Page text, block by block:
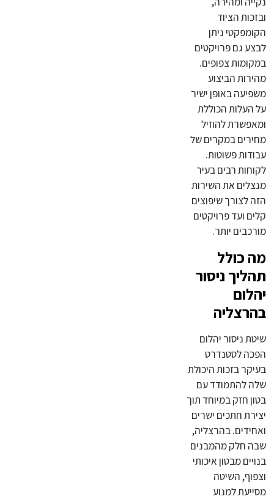
ובזכות הציוד
הקומפקטי ניתן
לבצע גם פרויקטים
במקומות צפופים.
מהירות הביצוע
משפיעה באופן ישיר
על העלות הכוללת
ומאפשרת להוזיל
מחירים במקרים של
עבודות פשוטות.
לקוחות רבים בעיר
מנצלים את השירות
הזה לצורך שיפוצים
קלים ועד פרויקטים
מורכבים יותר.
מה כולל
תהליך ניסור
יהלום
בהרצליה
שיטת ניסור יהלום
הפכה לסטנדרט
בעיקר בזכות היכולת
שלה להתמודד עם
בטון חזק במיוחד תוך
יצירת חתכים ישרים
ואחידים. בהרצליה,
שבה חלק מהמבנים
בנויים מבטון איכותי
וצפוף, השיטה
מסייעת למנוע